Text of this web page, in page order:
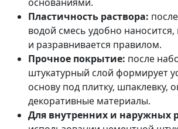
Пластичность раствора:
водой смесь удобно наносится,
и разравнивается правилом.
Прочное покрытие: после
штукатурный слой формирует
основу под плитку, шпаклевку,
декоративные материалы.
Для внутренних и наружных